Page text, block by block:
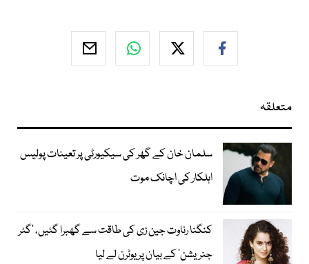
متعلقہ
سلمان خان کے گھر کی سیکیورٹی پر تعینات پولیس
اہلکار کی اچانک موت
کنگنا رناوت جین زی کی طاقت سے گھبرا گئیں، ’گٹر
جنریشن‘ کے بیان پر یوٹرن لے لیا